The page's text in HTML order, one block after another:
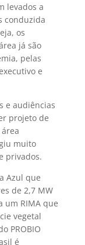
levados a
conduzida
os
já são
pelas
e
e audiências
projeto de
muito
privados.
Azul que
de 2,7 MW
um RIMA que
vegetal
PROBIO
é